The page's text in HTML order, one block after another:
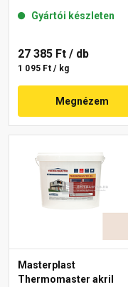
Gyártói készleten
27 385 Ft / db
1 095 Ft / kg
Megnézem
Masterplast
Thermomaster akril